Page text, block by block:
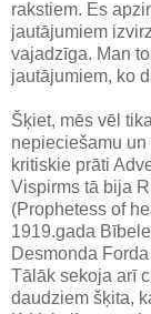
rakstiem. Es
jautājumiem
vajadzīga. Man
jautājumiem, ko
Šķiet, mēs vēl
nepieciešamu
kritiskie prāti
Vispirms tā bija
(Prophetess of
1919.gada
Desmonda
Tālāk sekoja arī
daudziem šķita,